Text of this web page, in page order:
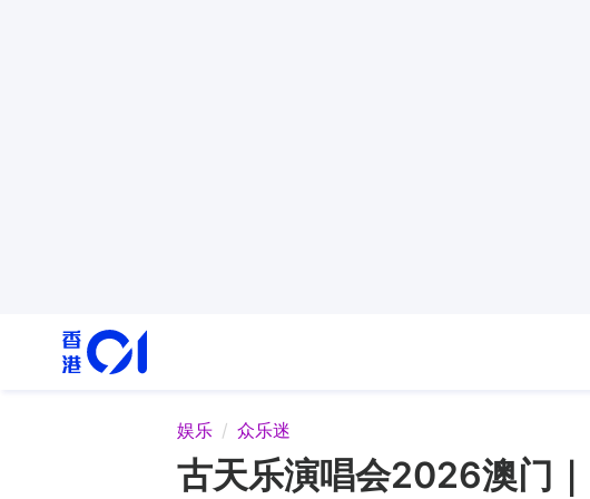
娱乐 众乐迷
古天乐演唱会2026澳门